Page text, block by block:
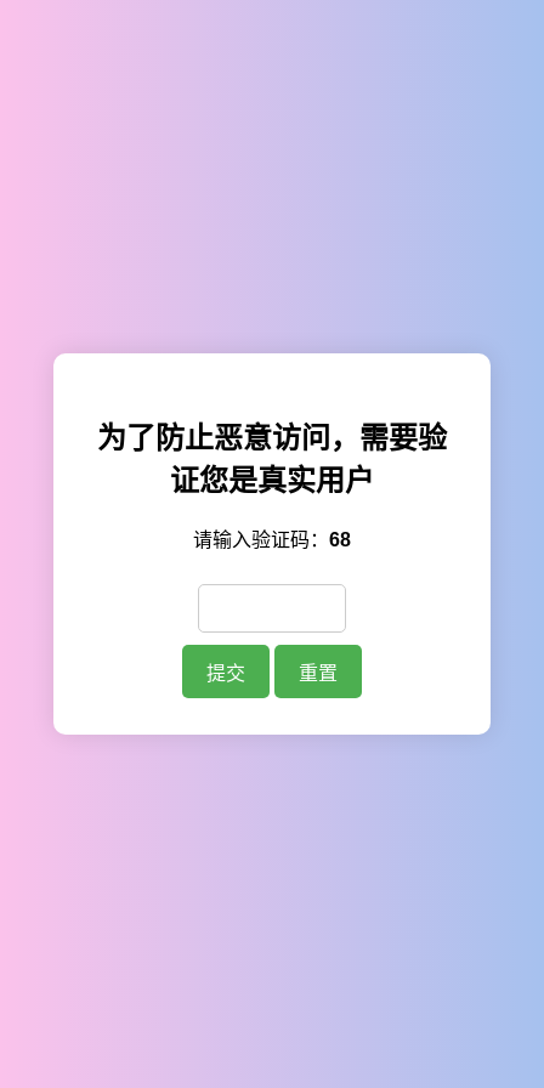
为了防止恶意访问，需要验
证您是真实用户
请输入验证码： 68
提交 重置